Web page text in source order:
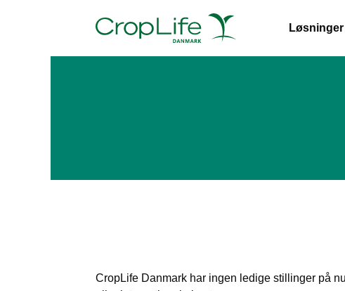
CropLife Danmark har ingen ledige stillinger på